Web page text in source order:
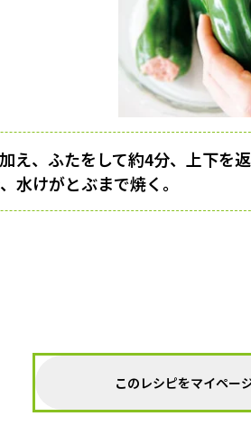
え、ふたをして約4分、上下を
水けがとぶまで焼く。
このレシピをマイペー